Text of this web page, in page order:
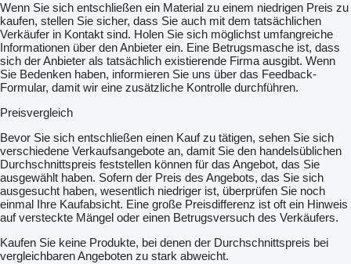
Wenn Sie sich entschließen ein Material zu einem niedrigen Preis zu
kaufen, stellen Sie sicher, dass Sie auch mit dem tatsächlichen
Verkäufer in Kontakt sind. Holen Sie sich möglichst umfangreiche
Informationen über den Anbieter ein. Eine Betrugsmasche ist, dass
sich der Anbieter als tatsächlich existierende Firma ausgibt. Wenn
Sie Bedenken haben, informieren Sie uns über das Feedback-
Formular, damit wir eine zusätzliche Kontrolle durchführen.
Preisvergleich
Bevor Sie sich entschließen einen Kauf zu tätigen, sehen Sie sich
verschiedene Verkaufsangebote an, damit Sie den handelsüblichen
Durchschnittspreis feststellen können für das Angebot, das Sie
ausgewählt haben. Sofern der Preis des Angebots, das Sie sich
ausgesucht haben, wesentlich niedriger ist, überprüfen Sie noch
einmal Ihre Kaufabsicht. Eine große Preisdifferenz ist oft ein Hinweis
auf versteckte Mängel oder einen Betrugsversuch des Verkäufers.
Kaufen Sie keine Produkte, bei denen der Durchschnittspreis bei
vergleichbaren Angeboten zu stark abweicht.